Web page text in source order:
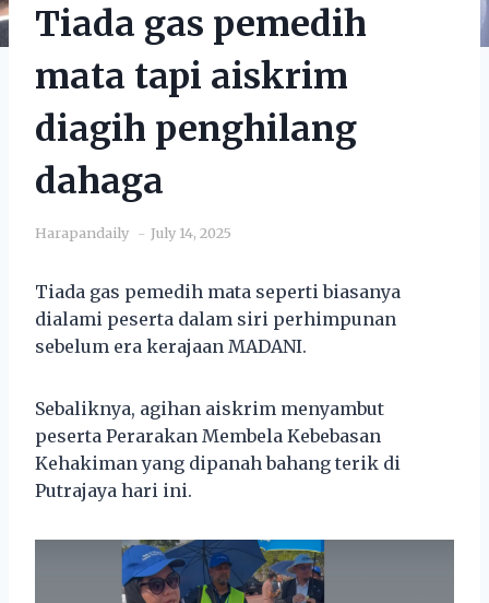
Tiada gas pemedih
mata tapi aiskrim
diagih penghilang
dahaga
Harapandaily July 14, 2025
Tiada gas pemedih mata seperti biasanya
dialami peserta dalam siri perhimpunan
sebelum era kerajaan MADANI.
Sebaliknya, agihan aiskrim menyambut
peserta Perarakan Membela Kebebasan
Kehakiman yang dipanah bahang terik di
Putrajaya hari ini.